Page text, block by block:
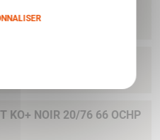
KO+ NOIR 20/76 66 OCHP